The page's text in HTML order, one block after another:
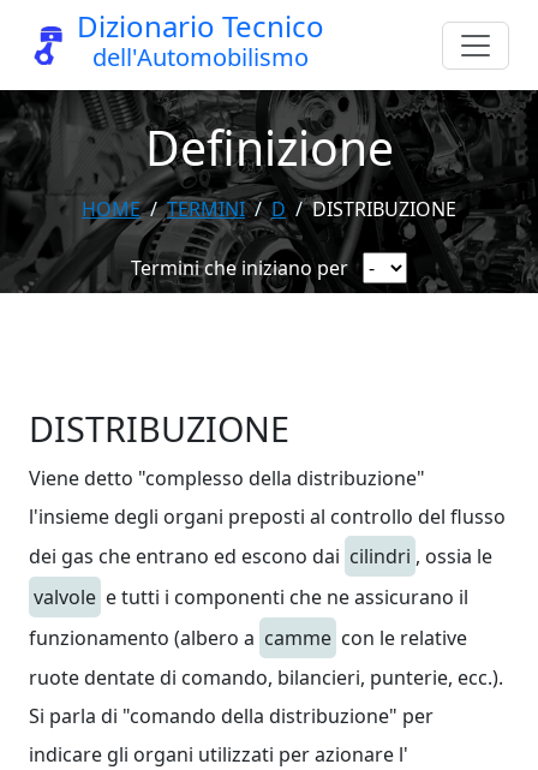
Dizionario Tecnico
dell'Automobilismo
Definizione
HOME TERMINI D DISTRIBUZIONE
Termini che iniziano per
DISTRIBUZIONE
Viene detto "complesso della distribuzione"
l'insieme degli organi preposti al controllo del flusso
dei gas che entrano ed escono dai cilindri , ossia le
valvole e tutti i componenti che ne assicurano il
funzionamento (albero a camme con le relative
ruote dentate di comando, bilancieri, punterie, ecc.).
Si parla di "comando della distribuzione" per
indicare gli organi utilizzati per azionare l'